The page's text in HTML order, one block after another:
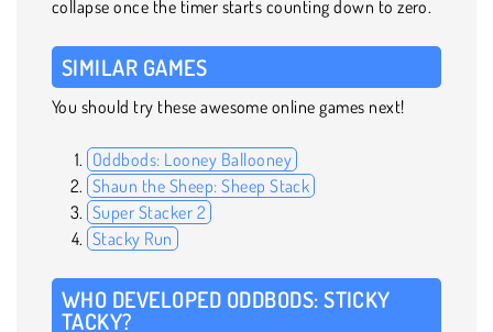
collapse once the timer starts counting down to zero.
SIMILAR GAMES
You should try these awesome online games next!
Oddbods: Looney Ballooney
Shaun the Sheep: Sheep Stack
Super Stacker 2
Stacky Run
WHO DEVELOPED ODDBODS: STICKY
TACKY?